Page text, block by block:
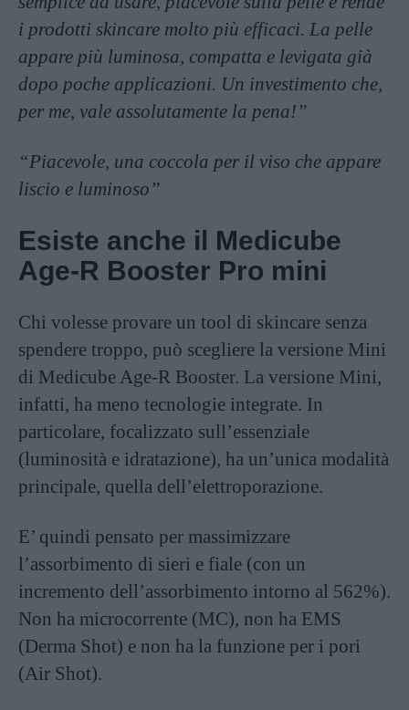
i prodotti skincare molto più efficaci. La pelle
appare più luminosa, compatta e levigata già
dopo poche applicazioni. Un investimento che,
per me, vale assolutamente la pena!”
“Piacevole, una coccola per il viso che appare
liscio e luminoso”
Esiste anche il Medicube
Age-R Booster Pro mini
Chi volesse provare un tool di skincare senza
spendere troppo, può scegliere la versione Mini
di Medicube Age-R Booster. La versione Mini,
infatti, ha meno tecnologie integrate. In
particolare, focalizzato sull’essenziale
(luminosità e idratazione), ha un’unica modalità
principale, quella dell’elettroporazione.
E’ quindi pensato per massimizzare
l’assorbimento di sieri e fiale (con un
incremento dell’assorbimento intorno al 562%).
Non ha microcorrente (MC), non ha EMS
(Derma Shot) e non ha la funzione per i pori
(Air Shot).